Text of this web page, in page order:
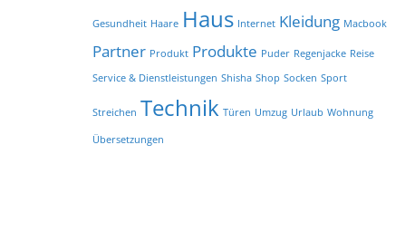
Gesundheit Haare Haus Internet Kleidung Macbook
Partner Produkt Produkte Puder Regenjacke Reise
Service & Dienstleistungen Shisha Shop Socken Sport
Streichen Technik Türen Umzug Urlaub Wohnung
Übersetzungen